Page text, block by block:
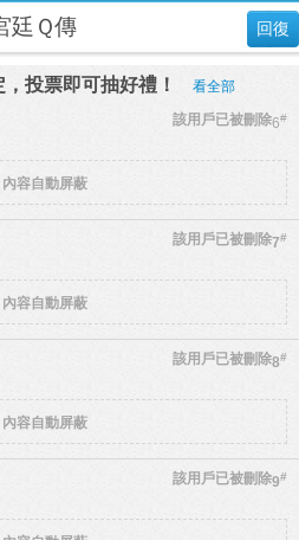
回復
廷Ｑ傳
投票即可抽好禮！ 看全部
6#
該用戶已被刪除
容自動屏蔽
7#
該用戶已被刪除
容自動屏蔽
8#
該用戶已被刪除
容自動屏蔽
9#
該用戶已被刪除